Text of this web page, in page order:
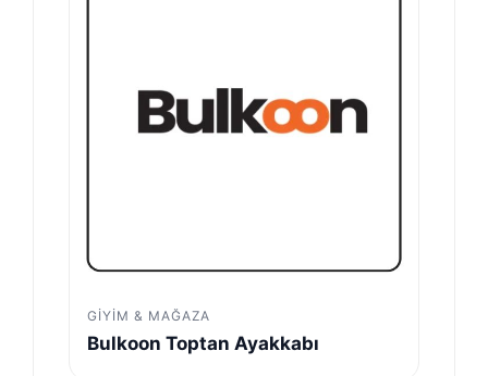
GIYIM & MAĞAZA
Bulkoon Toptan Ayakkabı